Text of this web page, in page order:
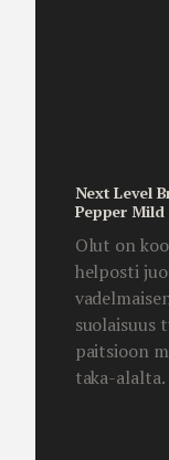
Next Level
Pepper Mild
Olut on
helposti
suolaisuus
paitsioon
taka-alalta.